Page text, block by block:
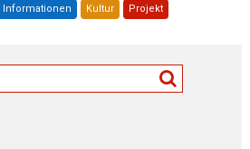
Informationen Kultur Projekt